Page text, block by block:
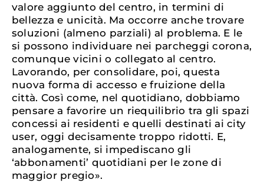
valore aggiunto del centro, in termini di
bellezza e unicità. Ma occorre anche trovare
soluzioni (almeno parziali) al problema. E le
si possono individuare nei parcheggi corona,
comunque vicini o collegato al centro.
Lavorando, per consolidare, poi, questa
nuova forma di accesso e fruizione della
città. Così come, nel quotidiano, dobbiamo
pensare a favorire un riequilibrio tra gli spazi
concessi ai residenti e quelli destinati ai city
user, oggi decisamente troppo ridotti. E,
analogamente, si impediscano gli
‘abbonamenti’ quotidiani per le zone di
maggior pregio».